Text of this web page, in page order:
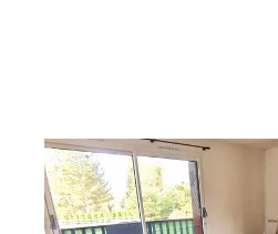
ST JEAN ST NICOLAS 05
33,82 m2, 2 pièces
Ref : 1262